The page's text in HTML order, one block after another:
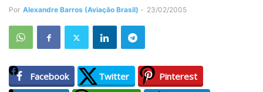
Por Alexandre Barros (Aviação Brasil) - 23/02/2005
Facebook Twitter
Pinterest